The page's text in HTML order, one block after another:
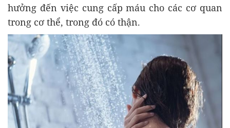
hưởng đến việc cung cấp máu cho các cơ quan
trong cơ thể, trong đó có thận.